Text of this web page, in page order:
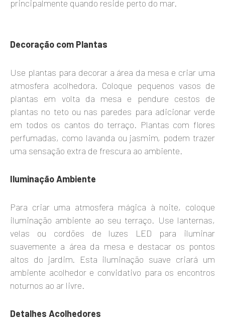
principalmente quando reside perto do mar.
Decoração com Plantas
Use plantas para decorar a área da mesa e criar uma
atmosfera acolhedora. Coloque pequenos vasos de
plantas em volta da mesa e pendure cestos de
plantas no teto ou nas paredes para adicionar verde
em todos os cantos do terraço. Plantas com flores
perfumadas, como lavanda ou jasmim, podem trazer
uma sensação extra de frescura ao ambiente.
Iluminação Ambiente
Para criar uma atmosfera mágica à noite, coloque
iluminação ambiente ao seu terraço. Use lanternas,
velas ou cordões de luzes LED para iluminar
suavemente a área da mesa e destacar os pontos
altos do jardim. Esta iluminação suave criará um
ambiente acolhedor e convidativo para os encontros
noturnos ao ar livre.
Detalhes Acolhedores